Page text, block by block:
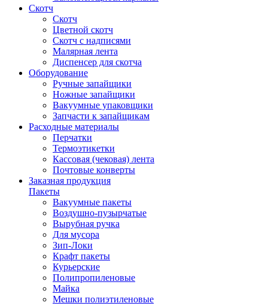
Скотч
Скотч
Цветной скотч
Скотч с надписями
Малярная лента
Диспенсер для скотча
Оборудование
Ручные запайщики
Ножные запайщики
Вакуумные упаковщики
Запчасти к запайщикам
Расходные материалы
Перчатки
Термоэтикетки
Кассовая (чековая) лента
Почтовые конверты
Заказная продукция
Пакеты
Вакуумные пакеты
Воздушно-пузырчатые
Вырубная ручка
Для мусора
Зип-Локи
Крафт пакеты
Курьерские
Полипропиленовые
Майка
Мешки полиэтиленовые